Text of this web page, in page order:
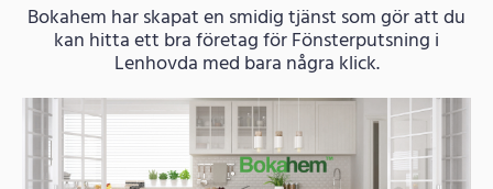
Bokahem har skapat en smidig tjänst som gör att du
kan hitta ett bra företag för Fönsterputsning i
Lenhovda med bara några klick.